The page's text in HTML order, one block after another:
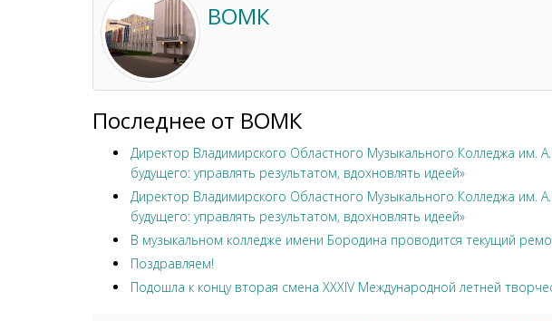
ВОМК
Последнее от ВОМК
Директор Владимирского Областного Музыкального Колледжа
будущего: управлять результатом, вдохновлять идеей»
Директор Владимирского Областного Музыкального Колледжа
будущего: управлять результатом, вдохновлять идеей»
В музыкальном колледже имени Бородина проводится текущий
Поздравляем!
Подошла к концу вторая смена XXXIV Международной летней